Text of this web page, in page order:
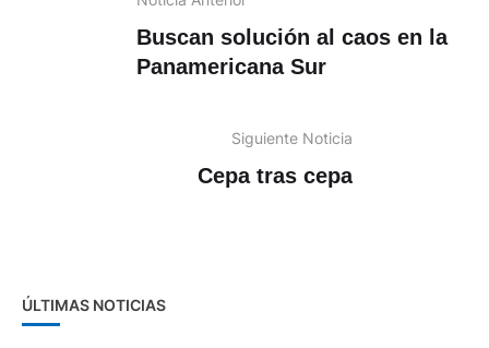
Buscan solución al caos en la
Panamericana Sur
Siguiente Noticia
Cepa tras cepa
ÚLTIMAS NOTICIAS